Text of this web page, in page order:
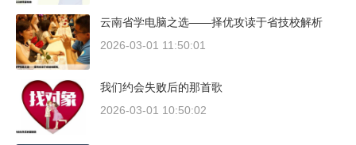
云南省学电脑之选——择优攻读于省技校解析
2026-03-01 11:50:01
我们约会失败后的那首歌
2026-03-01 10:50:02